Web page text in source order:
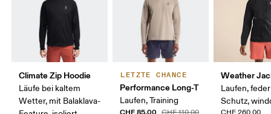
Climate Zip Hoodie
Läufe bei kaltem
Wetter, mit Balaklava-
LETZTE CHANCE
Performance Long-T
Laufen, Training
CHF 85.00
Weather
Laufen,
Schutz,